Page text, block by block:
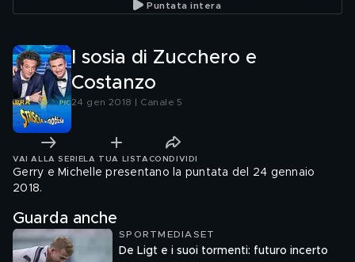
Puntata intera
I sosia di Zucchero e
Costanzo
24 gen 2018 | Canale 5
VAI ALLA SERIE LA TUA LISTA CONDIVIDI
Gerry e Michelle presentano la puntata del 24 gennaio
2018.
Guarda anche
SPORTMEDIASET
De Ligt e i suoi tormenti: futuro incerto